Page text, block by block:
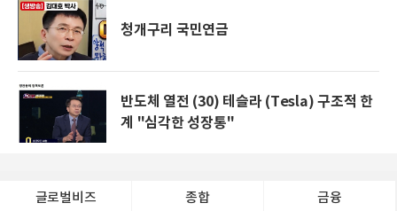
청개구리 국민연금
반도체 열전 (30) 테슬라 (Tesla) 구조적 한
계 "심각한 성장통"
글로벌비즈 종합 금융